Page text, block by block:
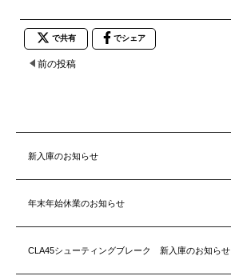
で共有 でシェア
前の投稿
新入庫のお知らせ
年末年始休業のお知らせ
CLA45シューティングブレーク 新入庫のお知らせ